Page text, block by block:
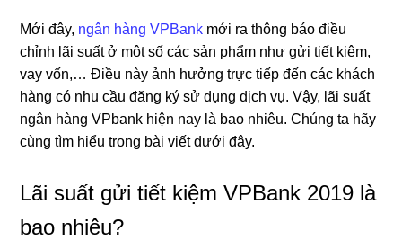
Mới đây, ngân hàng VPBank mới ra thông báo điều
chỉnh lãi suất ở một số các sản phẩm như gửi tiết kiệm,
vay vốn,… Điều này ảnh hưởng trực tiếp đến các khách
hàng có nhu cầu đăng ký sử dụng dịch vụ. Vậy, lãi suất
ngân hàng VPbank hiện nay là bao nhiêu. Chúng ta hãy
cùng tìm hiểu trong bài viết dưới đây.
Lãi suất gửi tiết kiệm VPBank 2019 là
bao nhiêu?